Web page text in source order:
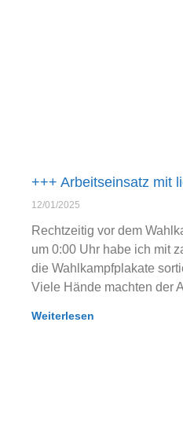
+++ Arbeitseinsatz mit
12/01/2025
Rechtzeitig vor dem
um 0:00 Uhr habe ich mit
die Wahlkampfplakate
Viele Hände machten der
Weiterlesen